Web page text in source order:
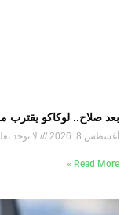
بعد صلاح.. لوكاكو يقترب
أغسطس 8, 2026 لا توجد
Read More »